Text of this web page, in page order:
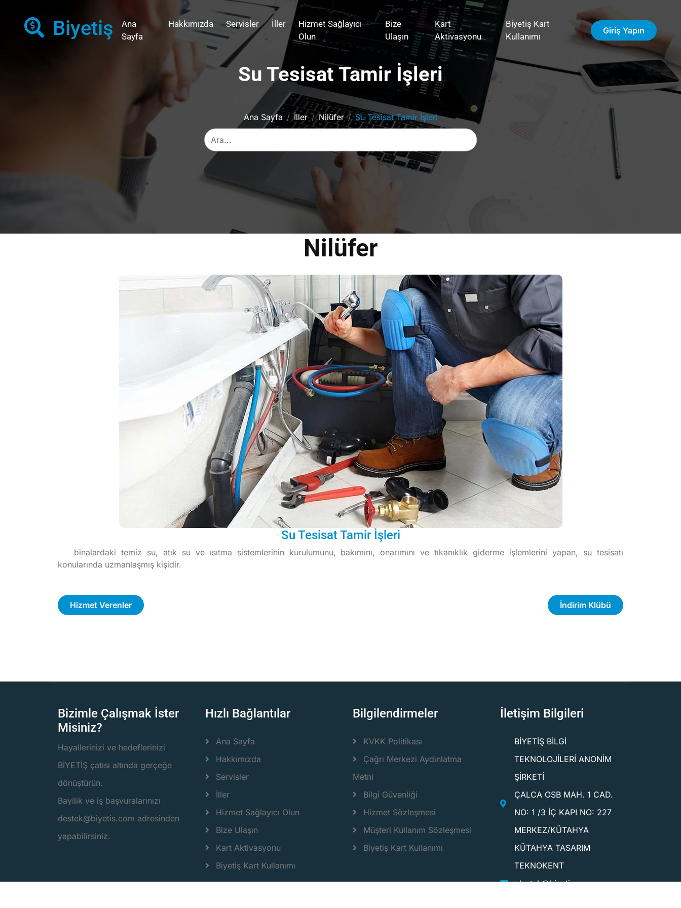
Biyetiş
Ana
Sayfa
Hakkımızda Servisler İller
Hizmet Sağlayıcı
Olun
Bize
Ulaşın
Kart
Aktivasyonu
Biyetiş Kart
Kullanımı
Giriş Yapın
Su Tesisat Tamir İşleri
Ana Sayfa İller Nilüfer Su Tesisat Tamir İşleri
Nilüfer
Su Tesisat Tamir İşleri
binalardaki temiz su, atık su ve ısıtma sistemlerinin kurulumunu, bakımını, onarımını ve tıkanıklık giderme işlemlerini yapan, su tesisatı
konularında uzmanlaşmış kişidir.
Hizmet Verenler İndirim Klübü
Bizimle Çalışmak İster
Misiniz?
Hayallerinizi ve hedeflerinizi
BİYETİŞ çatısı altında gerçeğe
dönüştürün.
Bayilik ve iş başvuralarınızı
destek@biyetis.com adresinden
yapabilirsiniz.
Hızlı Bağlantılar
Ana Sayfa
Hakkımızda
Servisler
İller
Hizmet Sağlayıcı Olun
Bize Ulaşın
Kart Aktivasyonu
Biyetiş Kart Kullanımı
Bilgilendirmeler
KVKK Politikası
Çağrı Merkezi Aydınlatma
Metni
Bilgi Güvenliği
Hizmet Sözleşmesi
Müşteri Kullanım Sözleşmesi
Biyetiş Kart Kullanımı
İletişim Bilgileri
BİYETİŞ BİLGİ
TEKNOLOJİLERİ ANONİM
ŞİRKETİ
ÇALCA OSB MAH. 1 CAD.
NO: 1 /3 İÇ KAPI NO: 227
MERKEZ/KÜTAHYA
KÜTAHYA TASARIM
TEKNOKENT
destek@biyetis.com